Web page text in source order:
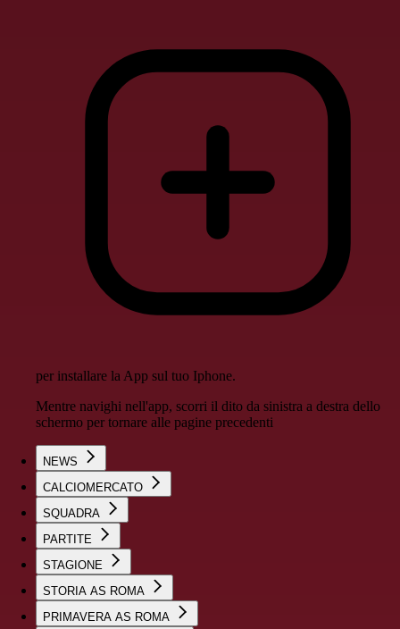
per installare la App sul tuo Iphone.
Mentre navighi nell'app, scorri il dito da sinistra a destra dello
schermo per tornare alle pagine precedenti
NEWS
CALCIOMERCATO
SQUADRA
PARTITE
STAGIONE
STORIA AS ROMA
PRIMAVERA AS ROMA